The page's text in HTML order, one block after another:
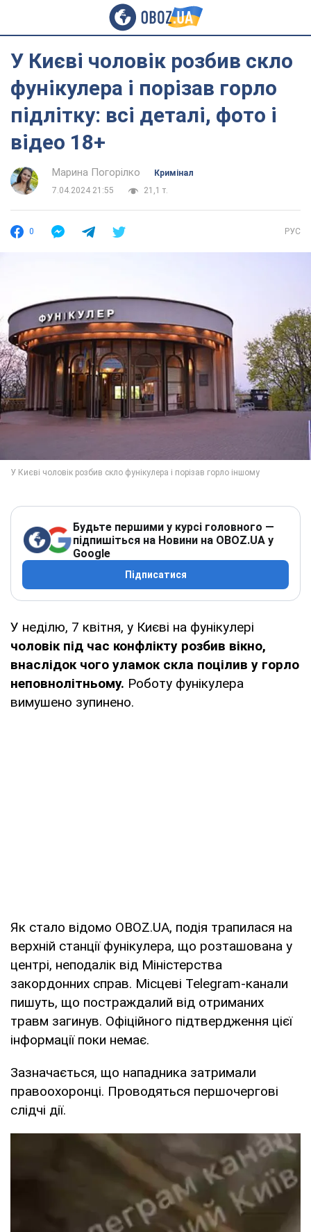
У Києві чоловік розбив скло
фунікулера і порізав горло
підлітку: всі деталі, фото і
відео 18+
Марина Погорілко
Кримінал
7.04.2024 21:55
21,1 т.
0 РУС
Будьте першими у курсі головного —
підпишіться на Новини на OBOZ.UA у
Google
Підписатися
У неділю, 7 квітня, у Києві на фунікулері
чоловік під час конфлікту розбив вікно,
внаслідок чого уламок скла поцілив у горло
неповнолітньому. Роботу фунікулера
вимушено зупинено.
Як стало відомо OBOZ.UA, подія трапилася на
верхній станції фунікулера, що розташована у
центрі, неподалік від Міністерства
закордонних справ. Місцеві Telegram-канали
пишуть, що постраждалий від отриманих
травм загинув. Офіційного підтвердження цієї
інформації поки немає.
Зазначається, що нападника затримали
правоохоронці. Проводяться першочергові
слідчі дії.